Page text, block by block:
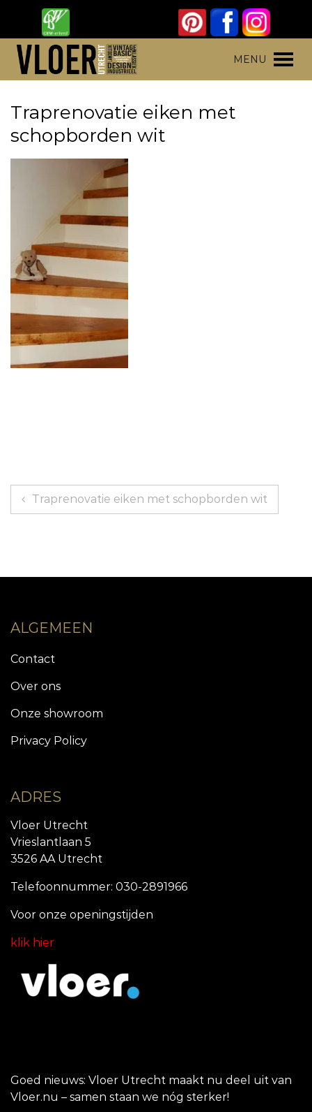
content
MENU
Traprenovatie eiken met
schopborden wit
Bericht
navigatie
Traprenovatie eiken met schopborden wit
ALGEMEEN
Contact
Over ons
Onze showroom
Privacy Policy
ADRES
Vloer Utrecht
Vrieslantlaan 5
3526 AA Utrecht
Telefoonnummer: 030-2891966
Voor onze openingstijden
klik hier
Goed nieuws: Vloer Utrecht maakt nu deel uit van
Vloer.nu – samen staan we nóg sterker!